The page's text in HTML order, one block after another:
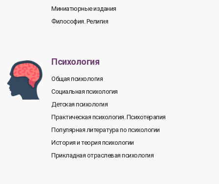
Миниатюрные издания
Философия. Религия
Психология
Общая психология
Социальная психология
Детская психология
Практическая психология. Психотерапия
Популярная литература по психологии
История и теория психологии
Прикладная отраслевая психология